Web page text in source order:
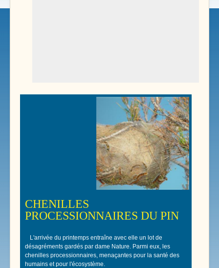
CHENILLES
PROCESSIONNAIRES DU PIN
L'arrivée du printemps entraîne avec elle un lot de
désagréments gardés par dame Nature. Parmi eux, les
chenilles processionnaires, menaçantes pour la santé des
humains et pour l'écosystème.